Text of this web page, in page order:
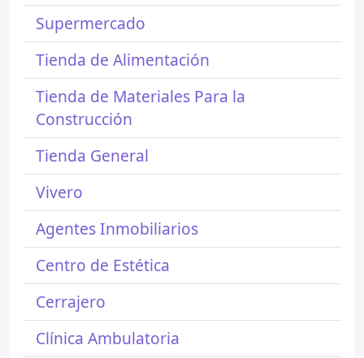
Supermercado
Tienda de Alimentación
Tienda de Materiales Para la
Construcción
Tienda General
Vivero
Agentes Inmobiliarios
Centro de Estética
Cerrajero
Clínica Ambulatoria